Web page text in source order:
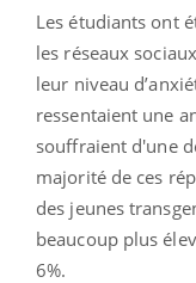
Les étudiants ont
les réseaux
leur niveau
ressentaient une
souffraient d'une
majorité de ces
des jeunes
beaucoup plus
6%.